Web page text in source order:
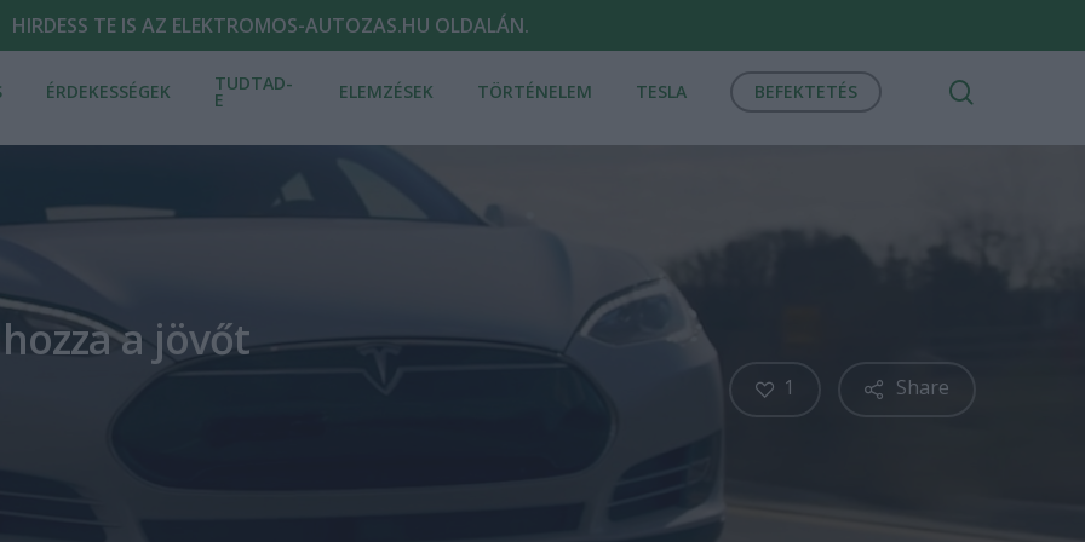
HIRDESS TE IS AZ ELEKTROMOS-AUTOZAS.HU OLDALÁN.
ÉRDEKESSÉGEK TUDTAD-
E ELEMZÉSEK TÖRTÉNELEM TESLA BEFEKTETÉS
a jövőt
Share
1